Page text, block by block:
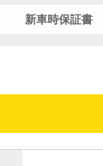
新車時保証書